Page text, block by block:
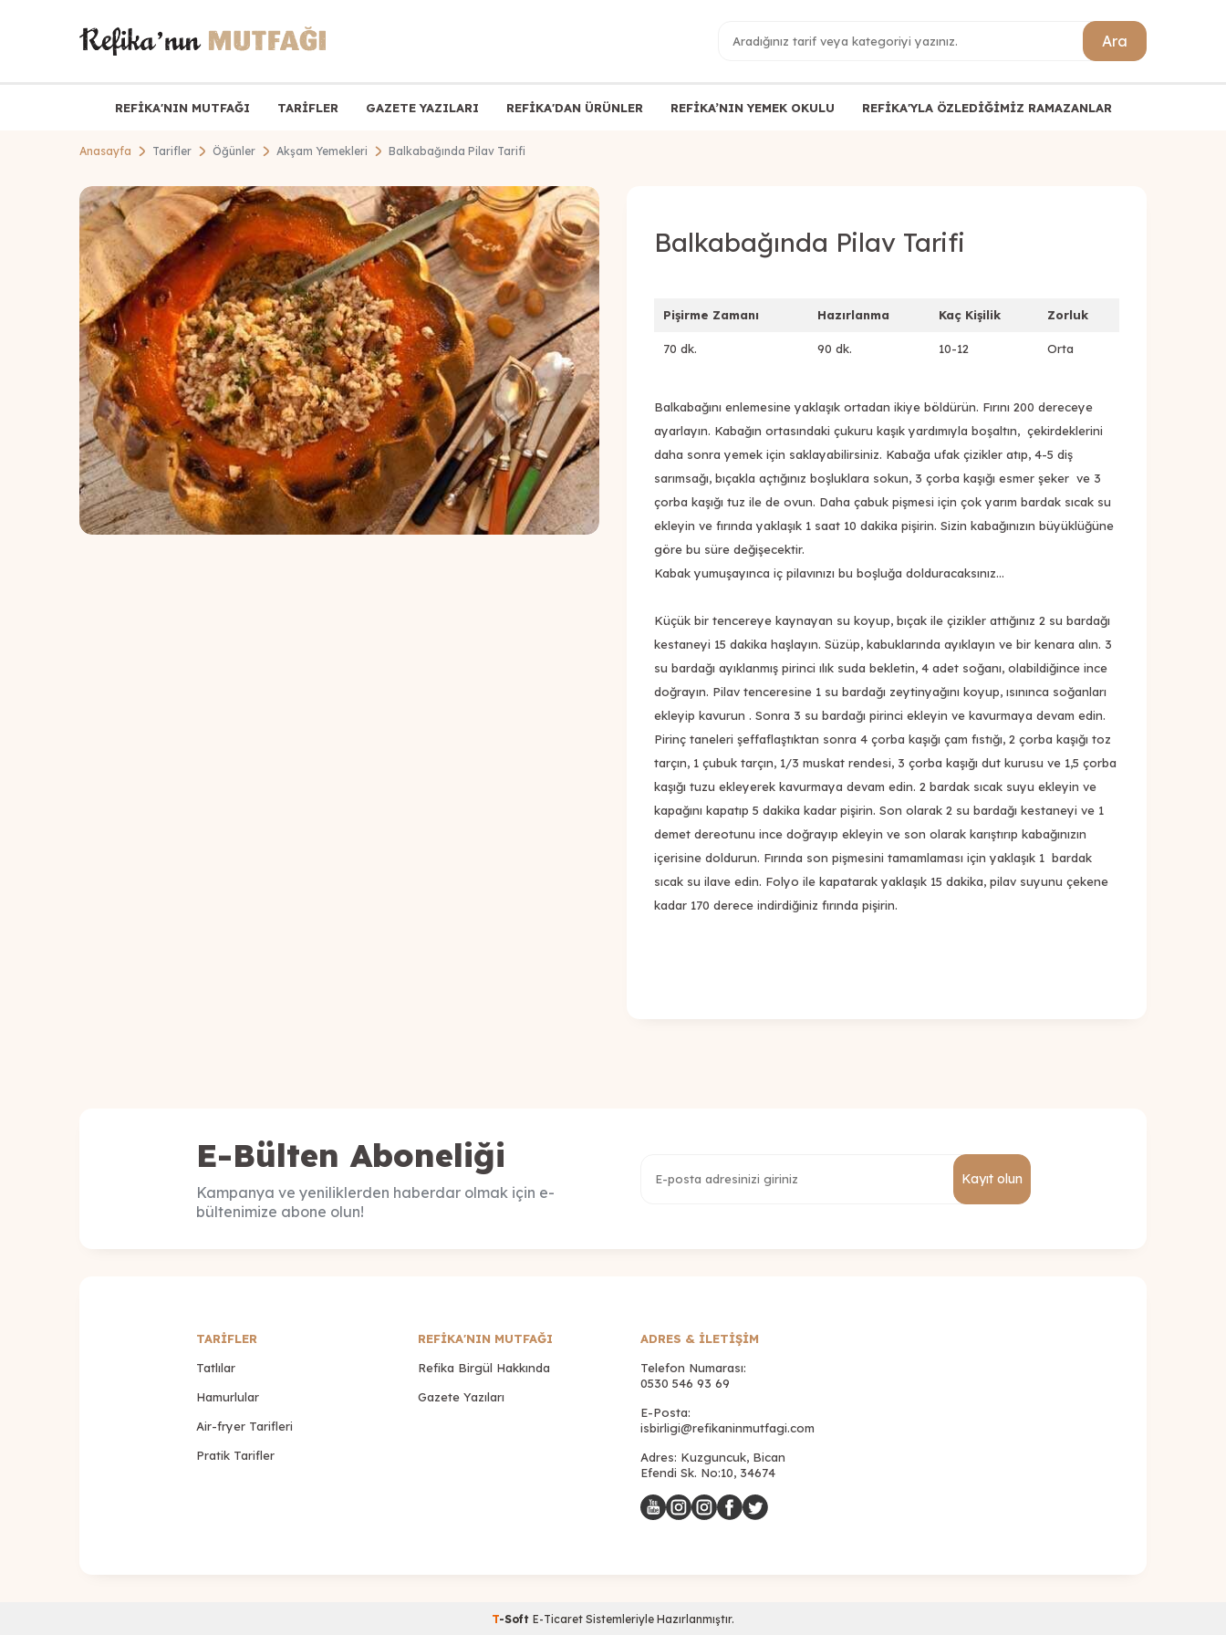
Ara
REFİKA'NIN MUTFAĞI TARİFLER GAZETE YAZILARI REFİKA'DAN ÜRÜNLER REFİKA’NIN YEMEK OKULU REFİKA'YLA ÖZLEDİĞİMİZ RAMAZANLAR
Anasayfa Tarifler Öğünler Akşam Yemekleri Balkabağında Pilav Tarifi
Balkabağında Pilav Tarifi
Pişirme Zamanı Hazırlanma Kaç Kişilik Zorluk
70 dk. 90 dk. 10-12 Orta
Balkabağını enlemesine yaklaşık ortadan ikiye böldürün. Fırını 200 dereceye
ayarlayın. Kabağın ortasındaki çukuru kaşık yardımıyla boşaltın, çekirdeklerini
daha sonra yemek için saklayabilirsiniz. Kabağa ufak çizikler atıp, 4-5 diş
sarımsağı, bıçakla açtığınız boşluklara sokun, 3 çorba kaşığı esmer şeker ve 3
çorba kaşığı tuz ile de ovun. Daha çabuk pişmesi için çok yarım bardak sıcak su
ekleyin ve fırında yaklaşık 1 saat 10 dakika pişirin. Sizin kabağınızın büyüklüğüne
göre bu süre değişecektir.
Kabak yumuşayınca iç pilavınızı bu boşluğa dolduracaksınız…
Küçük bir tencereye kaynayan su koyup, bıçak ile çizikler attığınız 2 su bardağı
kestaneyi 15 dakika haşlayın. Süzüp, kabuklarında ayıklayın ve bir kenara alın. 3
su bardağı ayıklanmış pirinci ılık suda bekletin, 4 adet soğanı, olabildiğince ince
doğrayın. Pilav tenceresine 1 su bardağı zeytinyağını koyup, ısınınca soğanları
ekleyip kavurun . Sonra 3 su bardağı pirinci ekleyin ve kavurmaya devam edin.
Pirinç taneleri şeffaflaştıktan sonra 4 çorba kaşığı çam fıstığı, 2 çorba kaşığı toz
tarçın, 1 çubuk tarçın, 1/3 muskat rendesi, 3 çorba kaşığı dut kurusu ve 1,5 çorba
kaşığı tuzu ekleyerek kavurmaya devam edin. 2 bardak sıcak suyu ekleyin ve
kapağını kapatıp 5 dakika kadar pişirin. Son olarak 2 su bardağı kestaneyi ve 1
demet dereotunu ince doğrayıp ekleyin ve son olarak karıştırıp kabağınızın
içerisine doldurun. Fırında son pişmesini tamamlaması için yaklaşık 1 bardak
sıcak su ilave edin. Folyo ile kapatarak yaklaşık 15 dakika, pilav suyunu çekene
kadar 170 derece indirdiğiniz fırında pişirin.
E-Bülten Aboneliği
Kampanya ve yeniliklerden haberdar olmak için e-
bültenimize abone olun!
Kayıt olun
TARİFLER
Tatlılar
Hamurlular
Air-fryer Tarifleri
Pratik Tarifler
REFİKA'NIN MUTFAĞI
Refika Birgül Hakkında
Gazete Yazıları
ADRES & İLETIŞIM
Telefon Numarası:
0530 546 93 69
E-Posta:
isbirligi@refikaninmutfagi.com
Adres: Kuzguncuk, Bican
Efendi Sk. No:10, 34674
T-Soft E-Ticaret Sistemleriyle Hazırlanmıştır.